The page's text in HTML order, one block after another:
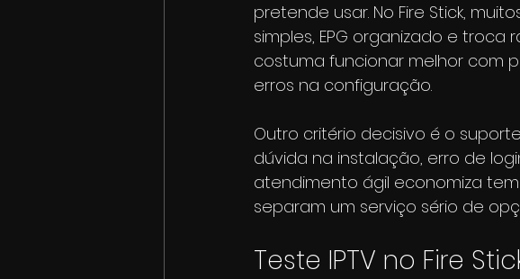
pretende usar. No Fire Stick,
simples, EPG organizado e
costuma funcionar melhor com
erros na configuração.
Outro critério decisivo é o
dúvida na instalação, erro de
atendimento ágil economiza
separam um serviço sério de
Teste IPTV no Fire